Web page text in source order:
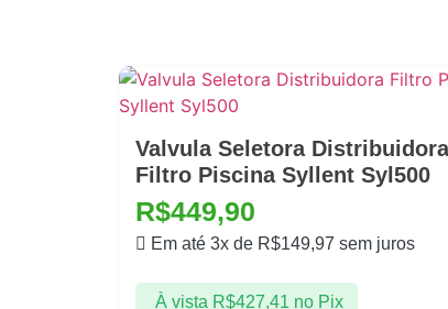
Valvula Seletora Distribuidora
Filtro Piscina Syllent Syl500
R$449,90
Em até 3x de R$149,97 sem juros
À vista R$427,41 no Pix